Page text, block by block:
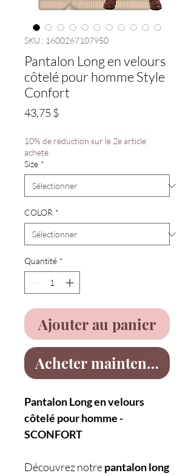
SKU : 1600267107950
Pantalon Long en velours
côtelé pour homme Style
Confort
43,75 $Prix
10% de réduction sur le 2e article
acheté
Size *
COLOR *
Quantité *
Ajouter au panier
Acheter maintenant
Pantalon Long en velours
côtelé pour homme -
SCONFORT
Découvrez notrepantalon long